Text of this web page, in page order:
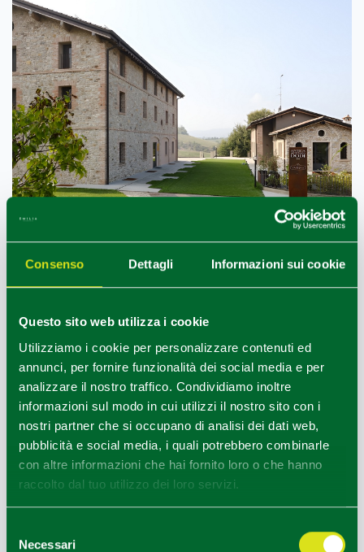
Consenso Dettagli Informazioni sui cookie
Questo sito web utilizza i cookie
Utilizziamo i cookie per personalizzare contenuti ed
annunci, per fornire funzionalità dei social media e per
analizzare il nostro traffico. Condividiamo inoltre
informazioni sul modo in cui utilizzi il nostro sito con i
nostri partner che si occupano di analisi dei dati web,
pubblicità e social media, i quali potrebbero combinarle
con altre informazioni che hai fornito loro o che hanno
raccolto dal tuo utilizzo dei loro servizi.
delNecessari
COME ARRIVARE
+
−